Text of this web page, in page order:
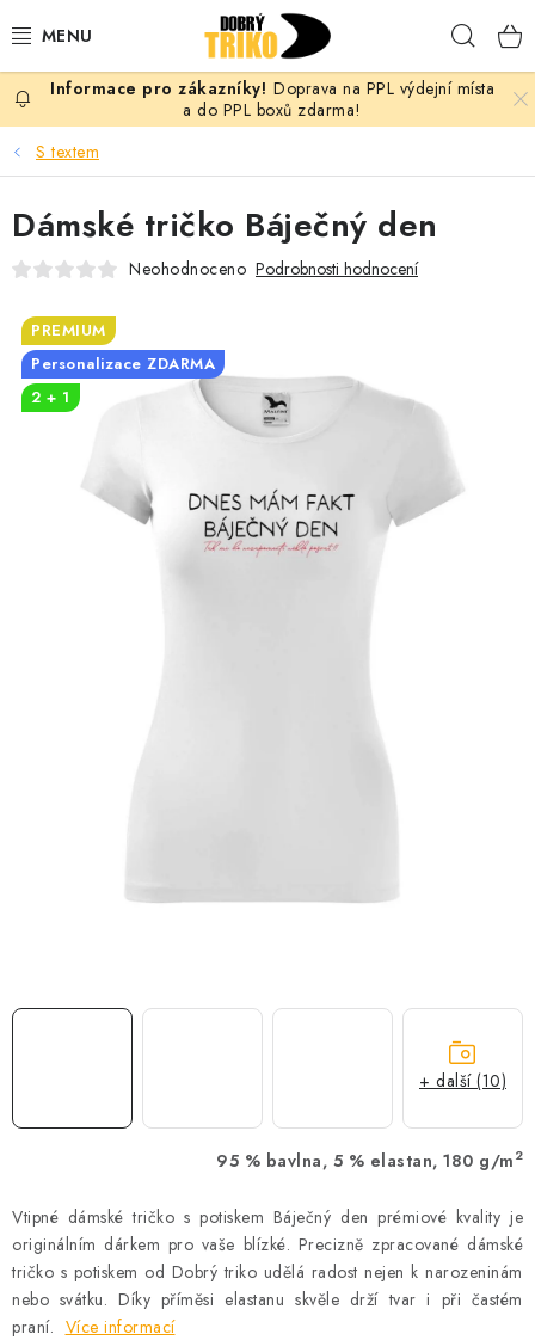
na
PRO ŽENY
PRO MUŽE
PRO DĚTI
PRO PÁRY
VLASTNÍ MOTIV
Doprava na PPL výdejní místa
a do PPL boxů zdarma!
S textem
95 % bavlna, 5 % elastan, 180 g/m 2
Vtipné dámské tričko s potiskem Báječný den prémiové kvality je
originálním dárkem pro vaše blízké. Precizně zpracované dámské
tričko s potiskem od Dobrý triko udělá radost nejen k narozeninám
nebo svátku. Díky příměsi elastanu skvěle drží tvar i při častém
praní. Více informací
Dámské tričko Báječný den
Neohodnoceno Podrobnosti hodnocení
PREMIUM
Personalizace ZDARMA
2 + 1
+ další (10)